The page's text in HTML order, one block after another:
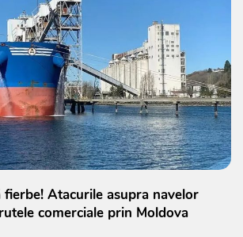
fierbe! Atacurile asupra navelor
comerciale prin Moldova